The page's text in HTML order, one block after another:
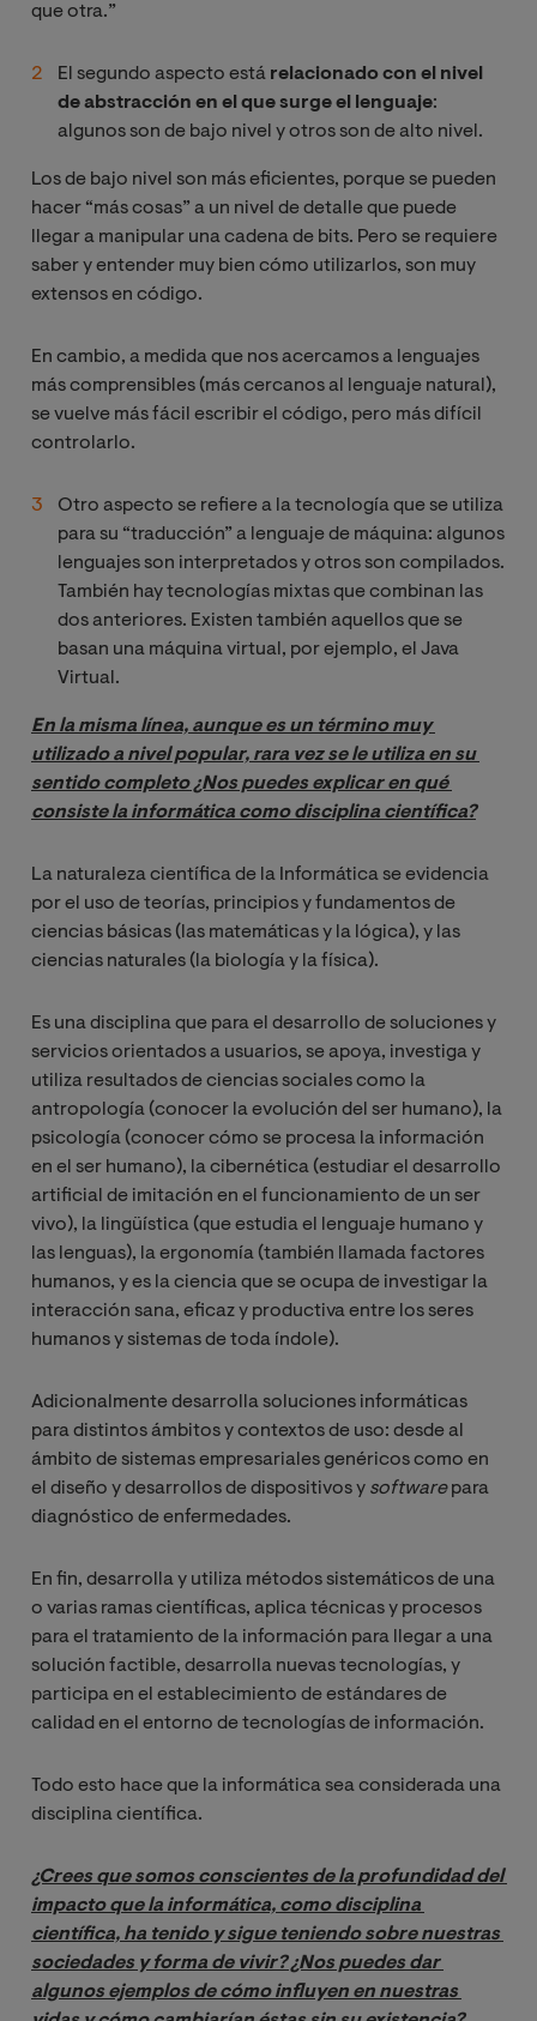
que otra.”
El segundo aspecto está relacionado con el nivel
de abstracción en el que surge el lenguaje:
algunos son de bajo nivel y otros son de alto nivel.
Los de bajo nivel son más eficientes, porque se pueden
hacer “más cosas” a un nivel de detalle que puede
llegar a manipular una cadena de bits. Pero se requiere
saber y entender muy bien cómo utilizarlos, son muy
extensos en código.
En cambio, a medida que nos acercamos a lenguajes
más comprensibles (más cercanos al lenguaje natural),
se vuelve más fácil escribir el código, pero más difícil
controlarlo.
Otro aspecto se refiere a la tecnología que se utiliza
para su “traducción” a lenguaje de máquina: algunos
lenguajes son interpretados y otros son compilados.
También hay tecnologías mixtas que combinan las
dos anteriores. Existen también aquellos que se
basan una máquina virtual, por ejemplo, el Java
Virtual.
En la misma línea, aunque es un término muy
utilizado a nivel popular, rara vez se le utiliza en su
sentido completo ¿Nos puedes explicar en qué
consiste la informática como disciplina científica?
La naturaleza científica de la Informática se evidencia
por el uso de teorías, principios y fundamentos de
ciencias básicas (las matemáticas y la lógica), y las
ciencias naturales (la biología y la física).
Es una disciplina que para el desarrollo de soluciones y
servicios orientados a usuarios, se apoya, investiga y
utiliza resultados de ciencias sociales como la
antropología (conocer la evolución del ser humano), la
psicología (conocer cómo se procesa la información
en el ser humano), la cibernética (estudiar el desarrollo
artificial de imitación en el funcionamiento de un ser
vivo), la lingüística (que estudia el lenguaje humano y
las lenguas), la ergonomía (también llamada factores
humanos, y es la ciencia que se ocupa de investigar la
interacción sana, eficaz y productiva entre los seres
humanos y sistemas de toda índole).
Adicionalmente desarrolla soluciones informáticas
para distintos ámbitos y contextos de uso: desde al
ámbito de sistemas empresariales genéricos como en
el diseño y desarrollos de dispositivos y softwarepara
diagnóstico de enfermedades.
En fin, desarrolla y utiliza métodos sistemáticos de una
o varias ramas científicas, aplica técnicas y procesos
para el tratamiento de la información para llegar a una
solución factible, desarrolla nuevas tecnologías, y
participa en el establecimiento de estándares de
calidad en el entorno de tecnologías de información.
Todo esto hace que la informática sea considerada una
disciplina científica.
¿Crees que somos conscientes de la profundidad del
impacto que la informática, como disciplina
científica, ha tenido y sigue teniendo sobre nuestras
sociedades y forma de vivir? ¿Nos puedes dar
algunos ejemplos de cómo influyen en nuestras